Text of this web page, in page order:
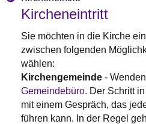
Kircheneintritt
Sie möchten in die Kirche
zwischen folgenden
wählen:
Kirchengemeinde -
Gemeindebüro. Der Schritt
mit einem Gespräch, das
führen kann. In der Regel